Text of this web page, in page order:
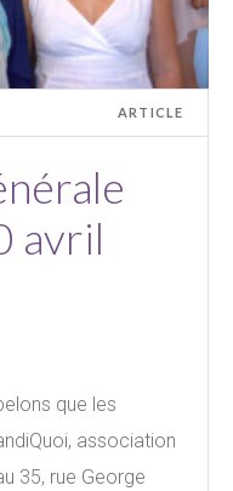
ARTICLE
avril
que les
association
35, rue George